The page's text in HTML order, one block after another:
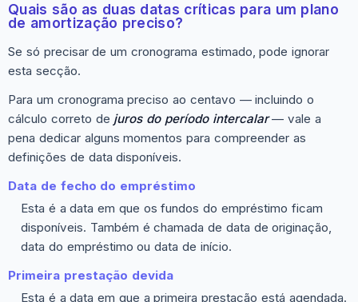
Quais são as duas datas críticas para um plano
de amortização preciso?
Se só precisar de um cronograma estimado, pode ignorar
esta secção.
Para um cronograma preciso ao centavo — incluindo o
cálculo correto de juros do período intercalar— vale a
pena dedicar alguns momentos para compreender as
definições de data disponíveis.
Data de fecho do empréstimo
Esta é a data em que os fundos do empréstimo ficam
disponíveis. Também é chamada de data de originação,
data do empréstimo ou data de início.
Primeira prestação devida
Esta é a data em que a primeira prestação está agendada.